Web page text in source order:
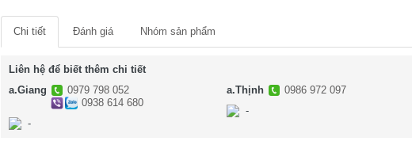
Chi tiết Đánh giá Nhóm sản phẩm
Liên hệ để biết thêm chi tiết
a.Giang
0979 798 052
0938 614 680
-
a.Thịnh
0986 972 097
-